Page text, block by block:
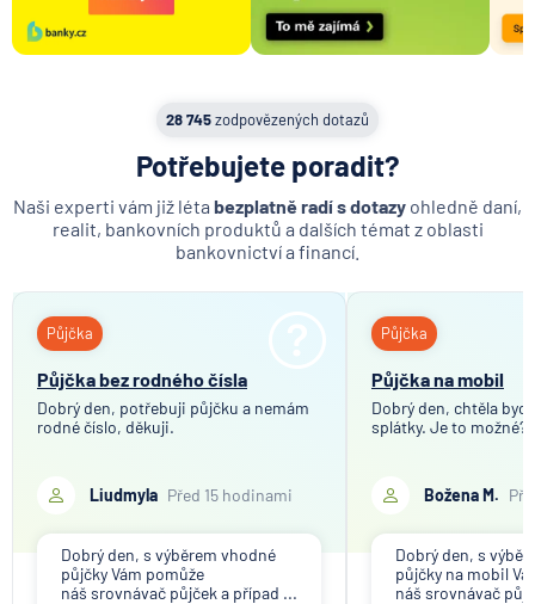
28 745zodpovězených dotazů
Potřebujete poradit?
Naši experti vám již léta bezplatně radí s dotazy ohledně daní,
realit, bankovních produktů a dalších témat z oblasti
bankovnictví a financí.
Půjčka
Půjčka bez rodného čísla
Dobrý den, potřebuji půjčku a nemám
rodné číslo, děkuji.
Liudmyla Před 15 hodinami
Dobrý den, s výběrem vhodné
půjčky Vám pomůže
náš srovnávač půjček a případ ...
Půjčka
Půjčka na mobil
Dobrý den, chtěla
splátky. Je to možné?
Božena M.
Dobrý den, s
půjčky na mobil
náš srovnávač